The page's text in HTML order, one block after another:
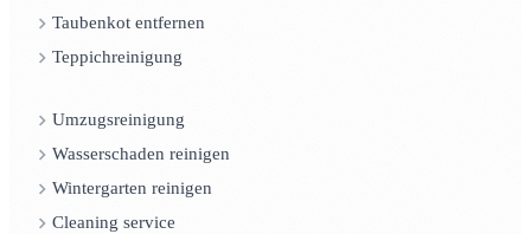
Taubenkot entfernen
Teppichreinigung
Umzugsreinigung
Wasserschaden reinigen
Wintergarten reinigen
Cleaning service